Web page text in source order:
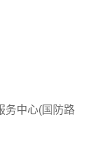
务中心(国防路